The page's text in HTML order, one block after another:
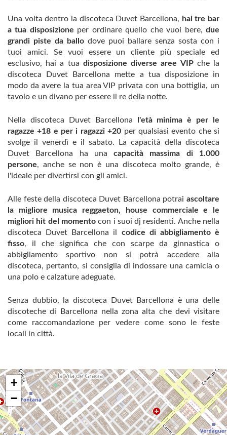
Una volta dentro la discoteca Duvet Barcellona, ​​hai tre bar
a tua disposizione per ordinare quello che vuoi bere,due
grandi piste da ballo dove puoi ballare senza sosta con i
tuoi amici. Se vuoi essere un cliente più speciale ed
esclusivo, hai a tua disposizione diverse aree VIP che la
discoteca Duvet Barcellona mette a tua disposizione in
modo da avere la tua area VIP privata con una bottiglia, un
tavolo e un divano per essere il re della notte.
Nella discoteca Duvet Barcellona l'età minima è per le
ragazze +18 e per i ragazzi +20 per qualsiasi evento che si
svolge il venerdì e il sabato. La capacità della discoteca
Duvet Barcellona ha unacapacità massima di 1.000
persone, anche se non è una discoteca molto grande, è
l'ideale per divertirsi con gli amici.
Alle feste della discoteca Duvet Barcellona potrai ascoltare
la migliore musica reggaeton, house commerciale e le
migliori hit del momentocon i suoi dj residenti. Anche nella
discoteca Duvet Barcellona il codice di abbigliamento è
fisso, il che significa che con scarpe da ginnastica o
abbigliamento sportivo non si potrà accedere alla
discoteca, pertanto, si consiglia di indossare una camicia o
una polo e calzature adeguate.
Senza dubbio, la discoteca Duvet Barcellona è una delle
discoteche di Barcellona nella zona alta che devi visitare
come raccomandazione per vedere come sono le feste
locali in città.